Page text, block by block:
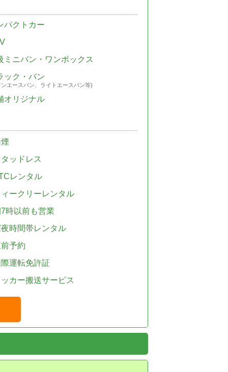
パクトカー
ミニバン・ワンボックス
ック・バン
エースバン、ライトエースバン等)
オリジナル
ッドレス
レンタル
ークリーレンタル
時以前も営業
時間帯レンタル
予約
運転免許証
カー搬送サービス